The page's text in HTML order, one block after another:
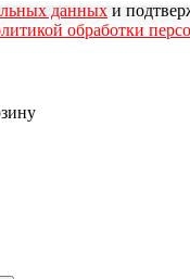
данных и
обработки
аналитики
в соответствии с